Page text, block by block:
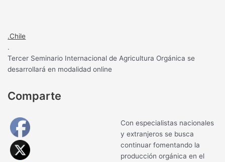
.Chile
.
Tercer Seminario Internacional de Agricultura Orgánica se
desarrollará en modalidad online
Comparte
Con especialistas nacionales
y extranjeros se busca
continuar fomentando la
producción orgánica en el